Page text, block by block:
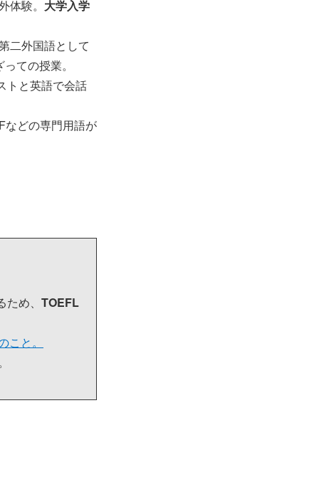
験。 大学入学
二外国語として
ての授業。
トと英語で会話
などの専門用語が
め、 TOEFL
と。